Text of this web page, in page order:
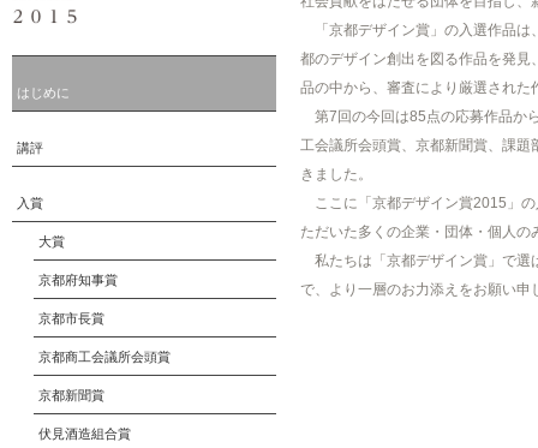
「京都デザイン賞」の入選作品は
都のデザイン創出を図る作品を発
品の中から、審査により厳選された
第7回の今回は85点の応募作品か
工会議所会頭賞、京都新聞賞、課
きました。
ここに「京都デザイン賞2015」の
ただいた多くの企業・団体・個人
私たちは「京都デザイン賞」で選
で、より一層のお力添えをお願い申
はじめに
講評
入賞
大賞
京都府知事賞
京都市長賞
京都商工会議所会頭賞
京都新聞賞
伏見酒造組合賞